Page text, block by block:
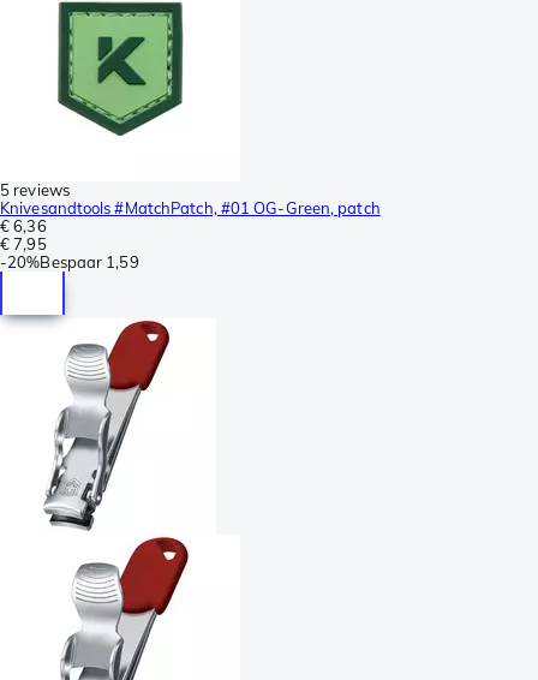
5 reviews
Knivesandtools #MatchPatch, #01 OG-Green, patch
€ 6,36
€ 7,95
-20%Bespaar 1,59